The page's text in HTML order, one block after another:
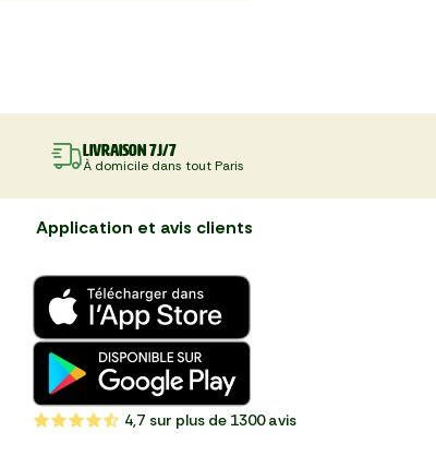
Livraison 7J/7
À domicile dans tout Paris
Application et avis clients
4,7 sur plus de 1300 avis